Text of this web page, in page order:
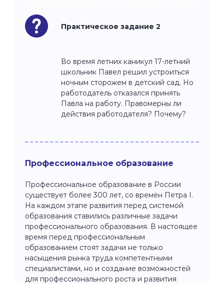
Практическое задание 2
Во время летних каникул 17-летний
школьник Павел решил устроиться
ночным сторожем в детский сад. Но
работодатель отказался принять
Павла на работу. Правомерны ли
действия работодателя? Почему?
Профессиональное образование
Профессиональное образование в России
существует более 300 лет, со времён Петра I.
На каждом этапе развития перед системой
образования ставились различные задачи
профессионального образования. В настоящее
время перед профессиональным
образованием стоят задачи не только
насыщения рынка труда компетентными
специалистами, но и создание возможностей
для профессионального роста и развития